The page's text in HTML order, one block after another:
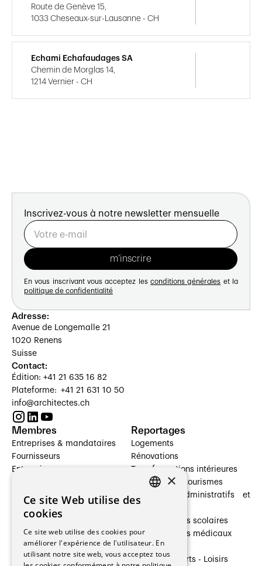
Route de Genève 15,
1033 Cheseaux-sur-Lausanne - CH
Echami Echafaudages SA
Chemin de Morglas 14,
1214 Vernier - CH
Inscrivez-vous à notre newsletter mensuelle
En vous inscrivant vous acceptez les conditions générales et la
politique de confidentialité
Adresse:
Avenue de Longemalle 21
1020 Renens
Suisse
Contact:
Édition: +41 21 635 16 82
Plateforme: +41 21 631 10 50
info@architectes.ch
Membres
Entreprises & mandataires
Fournisseurs
Entreprises
Architectes paysagistes
Architectes d'intérieur
Entreprises générales
Ingénieurs et mandataires
Reportages
Logements
Rénovations
Transformations intérieures
Hôtelleries et tourismes
Bâtiments administratifs et
Établissements scolaires
Établissements médicaux
Villas
Cultures - Sports - Loisirs
×
Ce site Web utilise des
cookies
Ce site web utilise des cookies pour
améliorer l'expérience de l'utilisateur. En
utilisant notre site web, vous acceptez tous